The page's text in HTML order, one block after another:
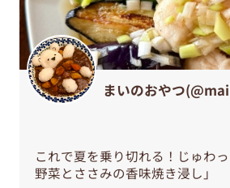
まいのおやつ
これで夏を乗り切れる！じゅわ
野菜とささみの香味焼き浸し」